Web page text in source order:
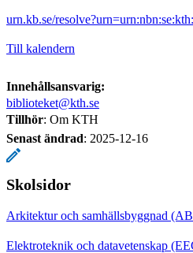
urn.kb.se/
Till kalendern
Innehållsansvarig:
biblioteket@kth.se
Tillhör: Om KTH
Senast ändrad: 2025-12-16
Skolsidor
Arkitektur och samhällsbyggnad
Elektroteknik och datavetenskap